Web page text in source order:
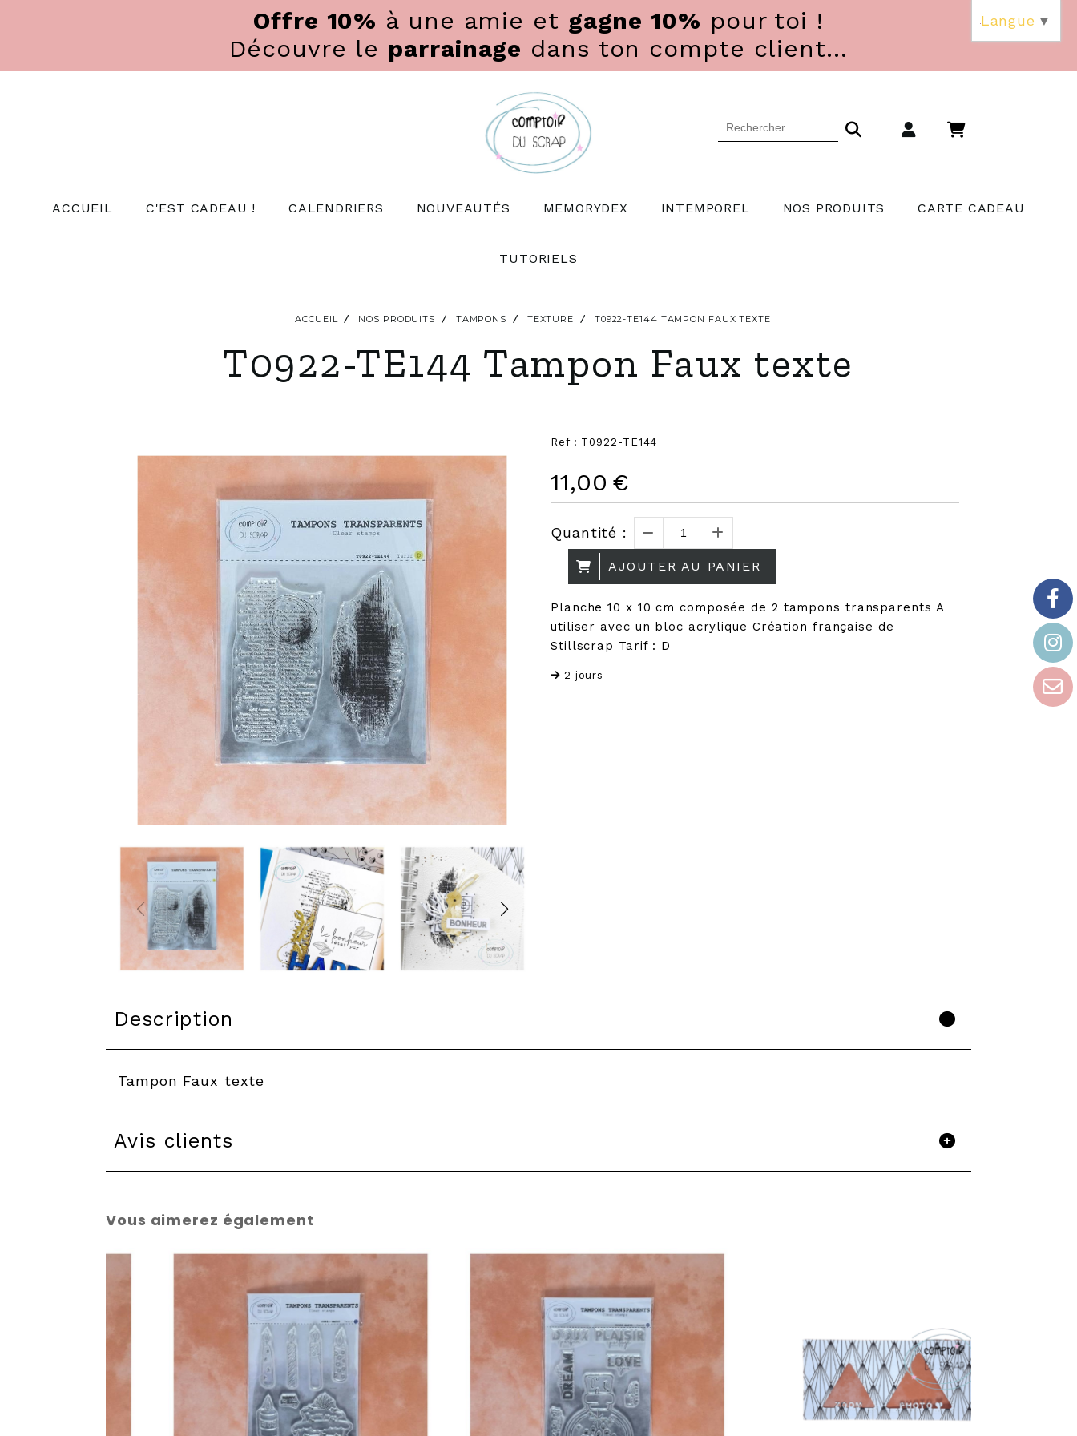
Offre 10% à une amie et gagne 10% pour toi !
Découvre le parrainage dans ton compte client...
ACCUEIL C'EST CADEAU ! CALENDRIERS NOUVEAUTÉS MEMORYDEX INTEMPOREL NOS PRODUITS CARTE CADEAU
TUTORIELS
ACCUEIL NOS PRODUITS TAMPONS TEXTURE T0922-TE144 TAMPON FAUX TEXTE
T0922-TE144 Tampon Faux texte
Ref : T0922-TE144
11,00 €
Quantité :
AJOUTER AU PANIER
Planche 10 x 10 cm composée de 2 tampons transparents A
utiliser avec un bloc acrylique Création française de
Stillscrap Tarif : D
2 jours
Description
Tampon Faux texte
Avis clients
Vous aimerez également
Langue ▼